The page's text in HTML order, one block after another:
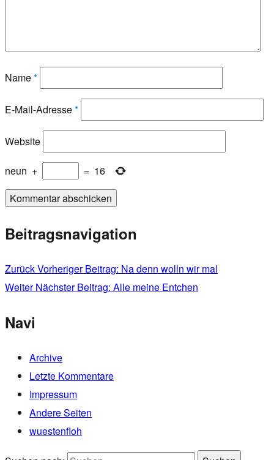
Name*
E-Mail-Adresse*
Website
neun + = 16
Beitragsnavigation
ZurückVorheriger Beitrag: Na denn wolln wir mal
Weiter Nächster Beitrag: Alle meine Entchen
Navi
Archive
Letzte Kommentare
Impressum
Andere Seiten
wuestenfloh